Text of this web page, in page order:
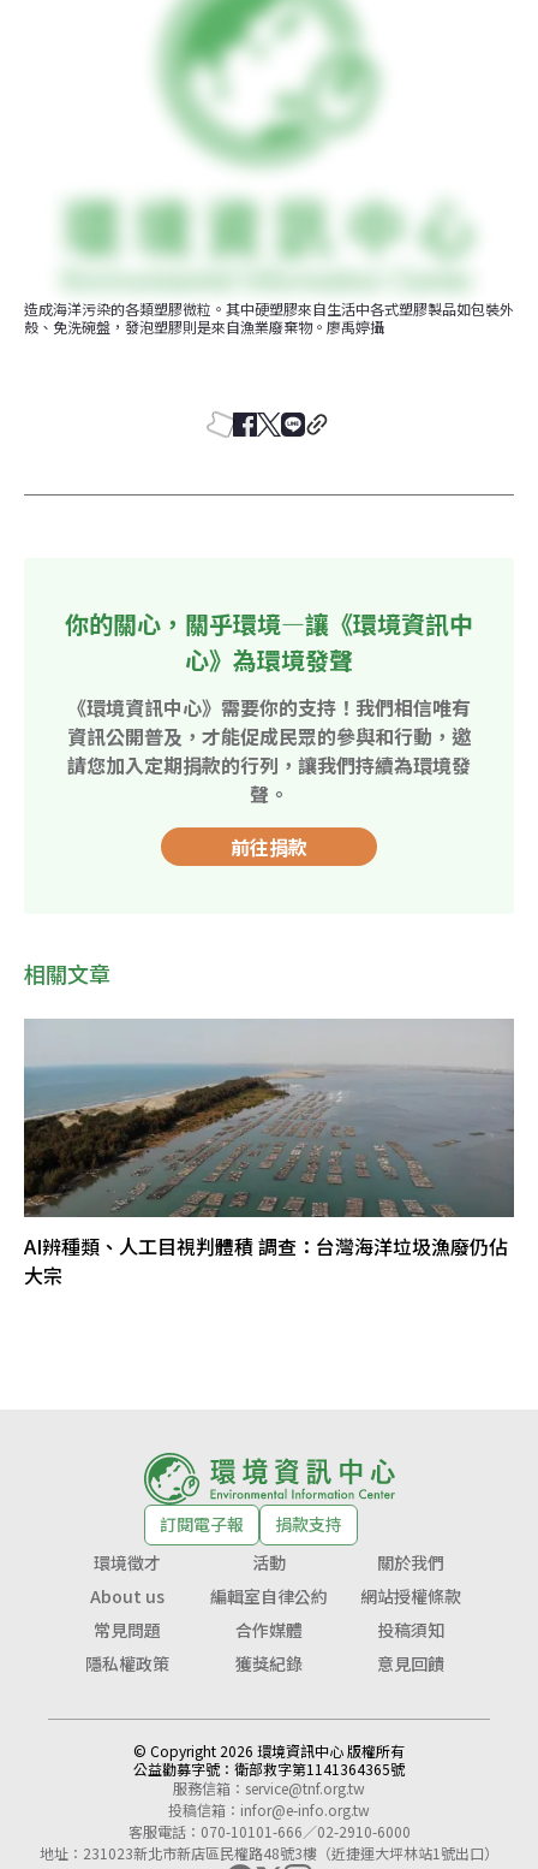
造成海洋污染的各類塑膠微粒。其中硬塑膠來自生活中各式塑膠製品如包裝外
殼、免洗碗盤，發泡塑膠則是來自漁業廢棄物。廖禹婷攝
你的關心，關乎環境—讓《環境資訊中
心》為環境發聲
《環境資訊中心》需要你的支持！我們相信唯有
資訊公開普及，才能促成民眾的參與和行動，邀
請您加入定期捐款的行列，讓我們持續為環境發
聲。
前往捐款
相關文章
AI辨種類、人工目視判體積 調查：台灣海洋垃圾漁廢仍佔
大宗
訂閱電子報
捐款支持
環境徵才
活動
關於我們
About us
編輯室自律公約
網站授權條款
常見問題
合作媒體
投稿須知
隱私權政策
獲獎紀錄 意見回饋
© Copyright 2026 環境資訊中心 版權所有
公益勸募字號： 衛部救字第1141364365號
服務信箱： service@tnf.org.tw
投稿信箱： infor@e-info.org.tw
客服電話：070-10101-666／02-2910-6000
地址：231023新北市新店區民權路48號3樓（近捷運大坪林站1號出口）